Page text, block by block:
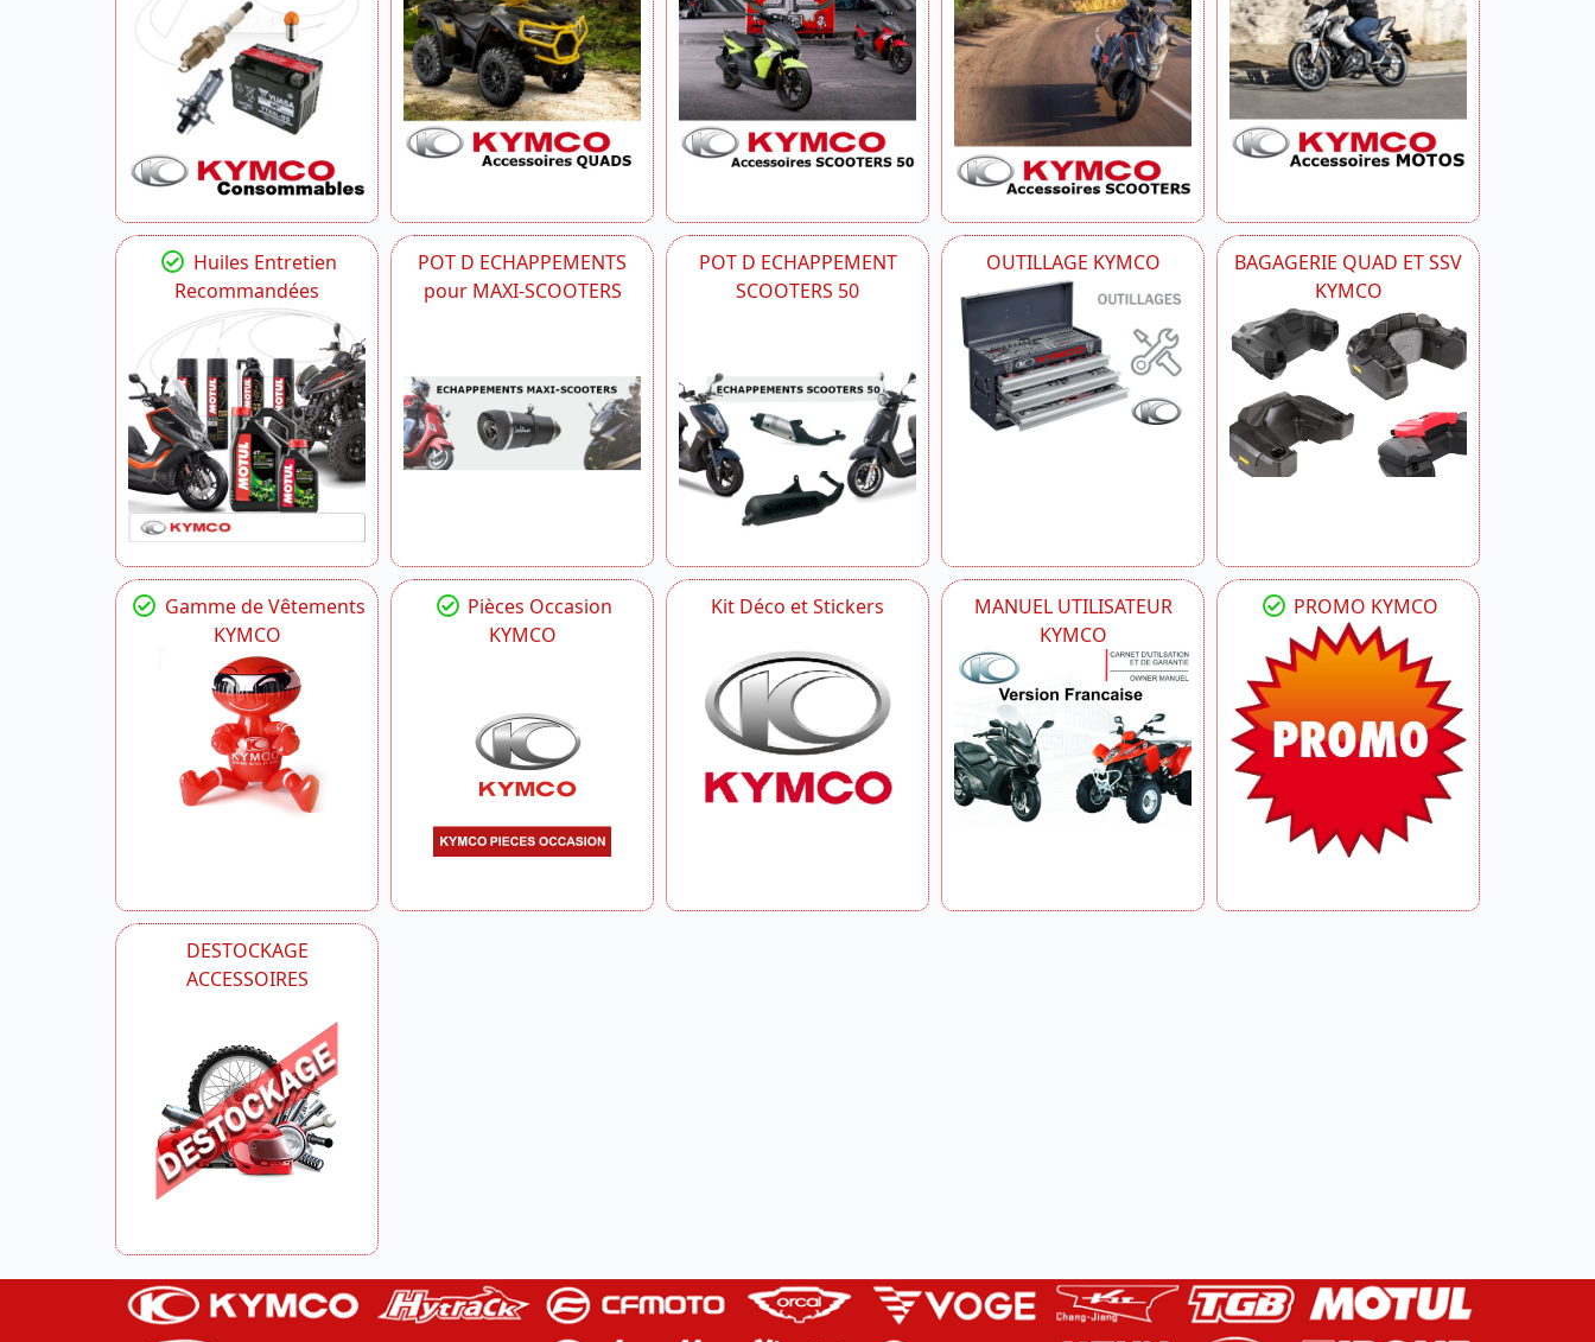
Huiles Entretien
Recommandées
POT D ECHAPPEMENTS
pour MAXI-SCOOTERS
POT D ECHAPPEMENT
SCOOTERS 50
OUTILLAGE KYMCO
BAGAGERIE QUAD ET SSV
KYMCO
Gamme de Vêtements
KYMCO
Pièces Occasion
KYMCO
Kit Déco et Stickers
MANUEL UTILISATEUR
KYMCO
PROMO KYMCO
DESTOCKAGE
ACCESSOIRES